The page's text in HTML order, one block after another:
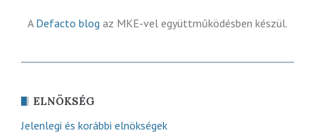
A Defacto blog az MKE-vel együttműködésben készül.
ELNÖKSÉG
Jelenlegi és korábbi elnökségek